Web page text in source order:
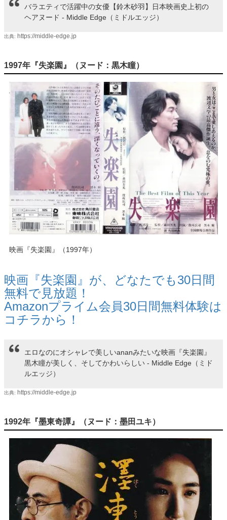
バラエティで活躍中の女優【鈴木砂羽】日本映画史上初の
ヘアヌード - Middle Edge（ミドルエッジ）
出典: https://middle-edge.jp
1997年『失楽園』（ヌード：黒木瞳）
映画『失楽園』（1997年）
映画『失楽園』が、
どなたでも30日間
無料で見放題！
Amazonプライム会員30日間無料体験は
コチラから！
エロなのにオシャレで美しいananみたいな映画『失楽園』
黒木瞳が美しく、そしてかわいらしい - Middle Edge（ミド
ルエッジ）
出典: https://middle-edge.jp
1992年『墨東奇譚』（ヌード：墨田ユキ）